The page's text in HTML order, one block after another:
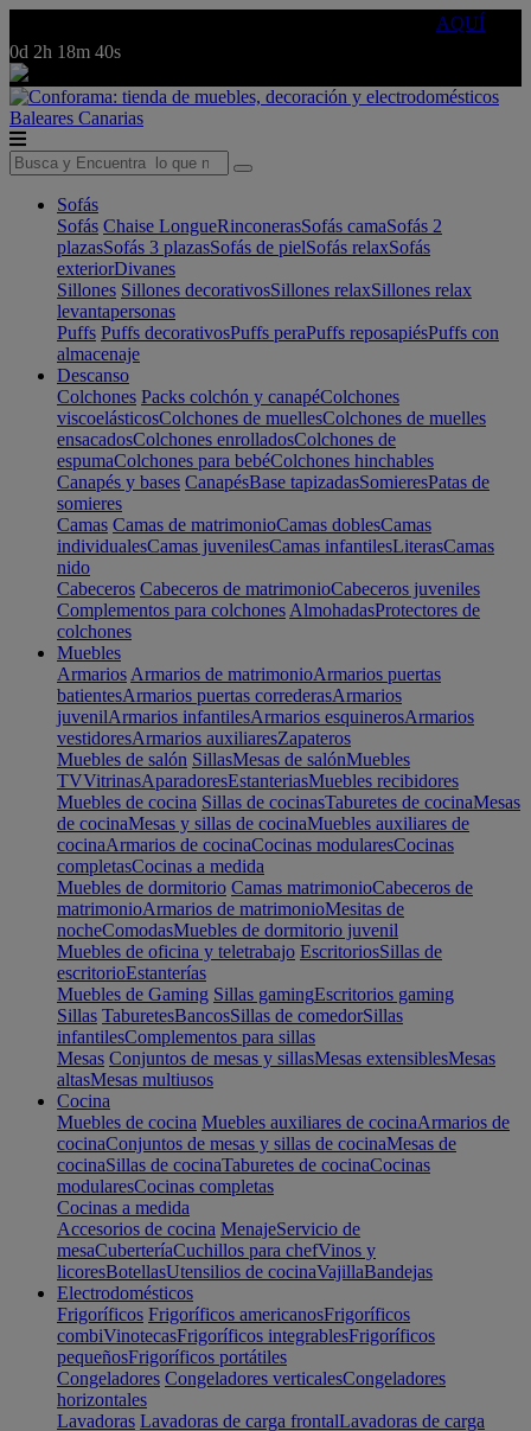
AQUÍ
0d 2h 18m 40s
Baleares Canarias
Sofás
Sofás Chaise LongueRinconerasSofás camaSofás 2
plazasSofás 3 plazasSofás de pielSofás relaxSofás
exteriorDivanes
Sillones Sillones decorativosSillones relaxSillones relax
levantapersonas
Puffs Puffs decorativosPuffs peraPuffs reposapiésPuffs con
almacenaje
Descanso
Colchones Packs colchón y canapéColchones
viscoelásticosColchones de muellesColchones de muelles
ensacadosColchones enrolladosColchones de
espumaColchones para bebéColchones hinchables
Canapés y bases CanapésBase tapizadasSomieresPatas de
somieres
Camas Camas de matrimonioCamas doblesCamas
individualesCamas juvenilesCamas infantilesLiterasCamas
nido
Cabeceros Cabeceros de matrimonioCabeceros juveniles
Complementos para colchones AlmohadasProtectores de
colchones
Muebles
Armarios Armarios de matrimonioArmarios puertas
batientesArmarios puertas correderasArmarios
juvenilArmarios infantilesArmarios esquinerosArmarios
vestidoresArmarios auxiliaresZapateros
Muebles de salón SillasMesas de salónMuebles
TVVitrinasAparadoresEstanteriasMuebles recibidores
Muebles de cocina Sillas de cocinasTaburetes de cocinaMesas
de cocinaMesas y sillas de cocinaMuebles auxiliares de
cocinaArmarios de cocinaCocinas modularesCocinas
completasCocinas a medida
Muebles de dormitorio Camas matrimonioCabeceros de
matrimonioArmarios de matrimonioMesitas de
nocheComodasMuebles de dormitorio juvenil
Muebles de oficina y teletrabajo EscritoriosSillas de
escritorioEstanterías
Muebles de Gaming Sillas gamingEscritorios gaming
Sillas TaburetesBancosSillas de comedorSillas
infantilesComplementos para sillas
Mesas Conjuntos de mesas y sillasMesas extensiblesMesas
altasMesas multiusos
Cocina
Muebles de cocina Muebles auxiliares de cocinaArmarios de
cocinaConjuntos de mesas y sillas de cocinaMesas de
cocinaSillas de cocinaTaburetes de cocinaCocinas
modularesCocinas completas
Cocinas a medida
Accesorios de cocina MenajeServicio de
mesaCuberteríaCuchillos para chefVinos y
licoresBotellasUtensilios de cocinaVajillaBandejas
Electrodomésticos
Frigoríficos Frigoríficos americanosFrigoríficos
combiVinotecasFrigoríficos integrablesFrigoríficos
pequeñosFrigoríficos portátiles
Congeladores Congeladores verticalesCongeladores
horizontales
Lavadoras Lavadoras de carga frontalLavadoras de carga